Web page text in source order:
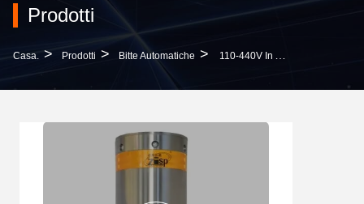
Prodotti
Casa. > Prodotti > Bitte Automatiche > 110-440V In Acciaio Inossidabile Controllo Remoto Di Veicoli Barriere Di Arresto Auto